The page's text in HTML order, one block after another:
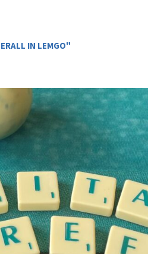
IN LEMGO"